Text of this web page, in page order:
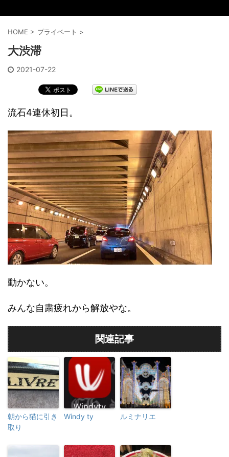
HOME > プライベート >
大渋滞
2021-07-22
流石4連休初日。
動かない。
みんな自粛疲れから解放やな。
関連記事
朝から猫に引き
取り
Windy ty ルミナリエ